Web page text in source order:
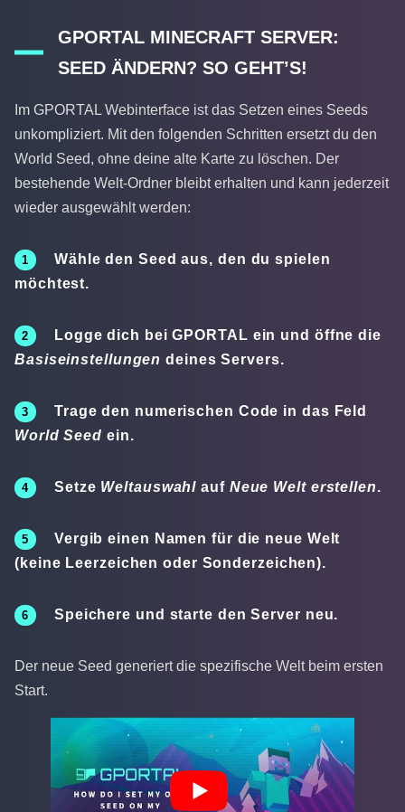
GPORTAL MINECRAFT SERVER:
SEED ÄNDERN? SO GEHT’S!
Im GPORTAL Webinterface ist das Setzen eines Seeds
unkompliziert. Mit den folgenden Schritten ersetzt du den
World Seed, ohne deine alte Karte zu löschen. Der
bestehende Welt-Ordner bleibt erhalten und kann jederzeit
wieder ausgewählt werden:
Wähle den Seed aus, den du spielen
möchtest.
Logge dich bei GPORTAL ein und öffne die
Basiseinstellungen deines Servers.
Trage den numerischen Code in das Feld
World Seed ein.
Setze Weltauswahl auf Neue Welt erstellen.
Vergib einen Namen für die neue Welt
(keine Leerzeichen oder Sonderzeichen).
Speichere und starte den Server neu.
Der neue Seed generiert die spezifische Welt beim ersten
Start.